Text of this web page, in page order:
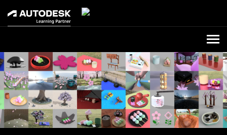
学生デザインコンテスト Home
お問い合わせ